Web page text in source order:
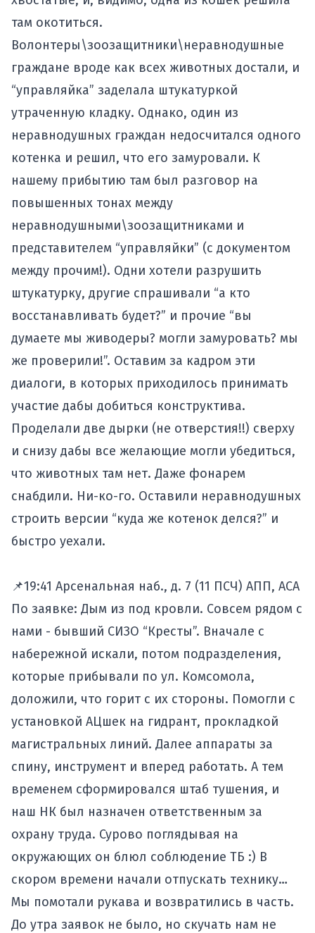
там окотиться.
Волонтеры\зоозащитники\неравнодушные
граждане вроде как всех животных достали, и
“управляйка” заделала штукатуркой
утраченную кладку. Однако, один из
неравнодушных граждан недосчитался одного
котенка и решил, что его замуровали. К
нашему прибытию там был разговор на
повышенных тонах между
неравнодушными\зоозащитниками и
представителем “управляйки” (с документом
между прочим!). Одни хотели разрушить
штукатурку, другие спрашивали “а кто
восстанавливать будет?” и прочие “вы
думаете мы живодеры? могли замуровать? мы
же проверили!”. Оставим за кадром эти
диалоги, в которых приходилось принимать
участие дабы добиться конструктива.
Проделали две дырки (не отверстия!!) сверху
и снизу дабы все желающие могли убедиться,
что животных там нет. Даже фонарем
снабдили. Ни-ко-го. Оставили неравнодушных
строить версии “куда же котенок делся?” и
быстро уехали.
📌19:41 Арсенальная наб., д. 7 (11 ПСЧ) АПП, АСА
По заявке: Дым из под кровли. Совсем рядом с
нами - бывший СИЗО “Кресты”. Вначале с
набережной искали, потом подразделения,
которые прибывали по ул. Комсомола,
доложили, что горит с их стороны. Помогли с
установкой АЦшек на гидрант, прокладкой
магистральных линий. Далее аппараты за
спину, инструмент и вперед работать. А тем
временем сформировался штаб тушения, и
наш НК был назначен ответственным за
охрану труда. Сурово поглядывая на
окружающих он блюл соблюдение ТБ :) В
скором времени начали отпускать технику…
Мы помотали рукава и возвратились в часть.
До утра заявок не было, но скучать нам не